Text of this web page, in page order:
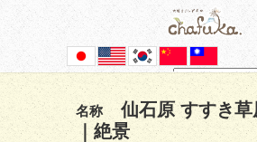
Powered by
名称
仙石原 すすき草
｜絶景